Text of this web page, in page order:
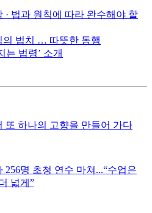
· 법과 원칙에 따라 완수해야 할
의 법치 … 따뜻한 동행
는 법령’ 소개
또 하나의 고향을 만들어 가다
256명 초청 연수 마쳐...“수업은
넓게”